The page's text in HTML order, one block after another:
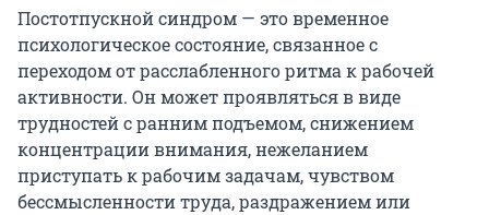
Постотпускной синдром — это временное
психологическое состояние, связанное с
переходом от расслабленного ритма к рабочей
активности. Он может проявляться в виде
трудностей с ранним подъемом, снижением
концентрации внимания, нежеланием
приступать к рабочим задачам, чувством
бессмысленности труда, раздражением или